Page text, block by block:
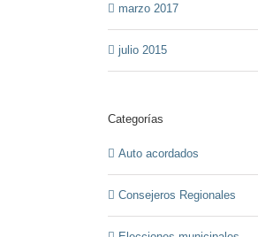
marzo 2017
julio 2015
Categorías
Auto acordados
Consejeros Regionales